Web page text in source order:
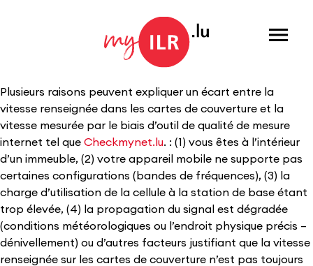
Menu
Plusieurs raisons peuvent expliquer un écart entre la
vitesse renseignée dans les cartes de couverture et la
vitesse mesurée par le biais d’outil de qualité de mesure
internet tel que Checkmynet.lu​. : (1) vous êtes à l’intérieur
d’un immeuble, (2) votre appareil mobile ne supporte pas
certaines configurations (bandes de fréquences), (3) la
charge d’utilisation de la cellule à la station de base étant
trop élevée, (4) la propagation du signal est dégradée
(conditions météorologiques ou l’endroit physique précis –
dénivellement) ou d’autres facteurs justifiant que la vitesse
renseignée sur les cartes de couverture n’est pas toujours